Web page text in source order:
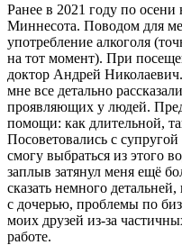
Ранее в 2021 году по
Миннесота. Поводом для
употребление алкоголя
на тот момент). При
доктор Андрей
мне все детально
проявляющих у людей.
помощи: как длительной,
Посоветовались с
смогу выбраться из этого
заплыв затянул меня ещё
сказать немного
с дочерью, проблемы по
моих друзей из-за
работе.